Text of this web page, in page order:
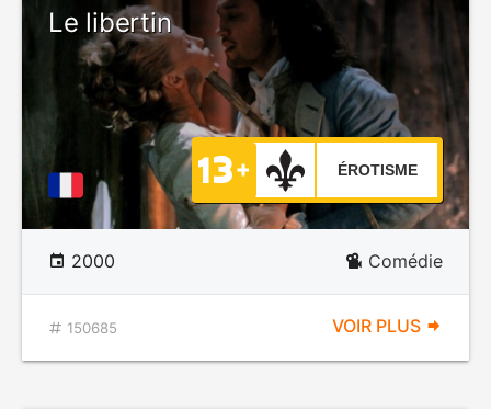
Le libertin
ÉROTISME
2000 Comédie
150685 VOIR PLUS